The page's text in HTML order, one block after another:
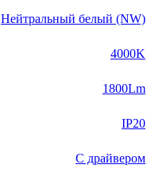
Нейтральный белый (NW)
4000K
1800Lm
IP20
С драйвером